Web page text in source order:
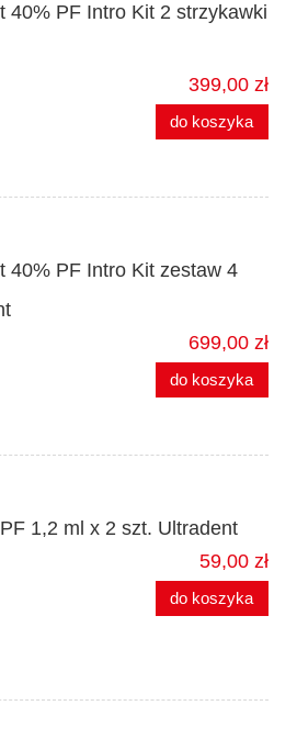
40% PF Intro Kit 2 strzykawki
399,00 zł
do koszyka
40% PF Intro Kit zestaw 4
699,00 zł
do koszyka
1,2 ml x 2 szt. Ultradent
59,00 zł
do koszyka